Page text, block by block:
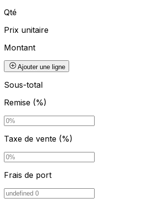
Qté
Prix unitaire
Montant
Ajouter une ligne
Sous-total
Remise (%)
Taxe de vente (%)
Frais de port